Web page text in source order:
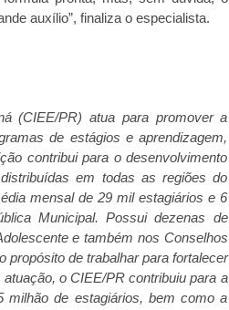
auxílio”, finaliza o especialista.
(CIEE/PR) atua para promover a
de estágios e aprendizagem,
contribui para o desenvolvimento
em todas as regiões do
mensal de 29 mil estagiários e 6
Municipal. Possui dezenas de
e também nos Conselhos
propósito de trabalhar para fortalecer
o CIEE/PR contribuiu para a
milhão de estagiários, bem como a